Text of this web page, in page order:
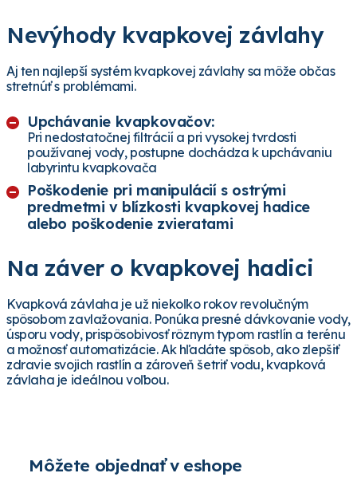
Nevýhody kvapkovej závlahy
Aj ten najlepší systém kvapkovej závlahy sa môže občas
stretnúť s problémami.
Upchávanie kvapkovačov:
Pri nedostatočnej filtrácií a pri vysokej tvrdosti
používanej vody, postupne dochádza k upchávaniu
labyrintu kvapkovača
Poškodenie pri manipulácií s ostrými
predmetmi v blízkosti kvapkovej hadice
alebo poškodenie zvieratami
Na záver o kvapkovej hadici
Kvapková závlaha je už niekoľko rokov revolučným
spôsobom zavlažovania. Ponúka presné dávkovanie vody,
úsporu vody, prispôsobivosť rôznym typom rastlín a terénu
a možnosť automatizácie. Ak hľadáte spôsob, ako zlepšiť
zdravie svojich rastlín a zároveň šetriť vodu, kvapková
závlaha je ideálnou voľbou.
Môžete objednať v eshope